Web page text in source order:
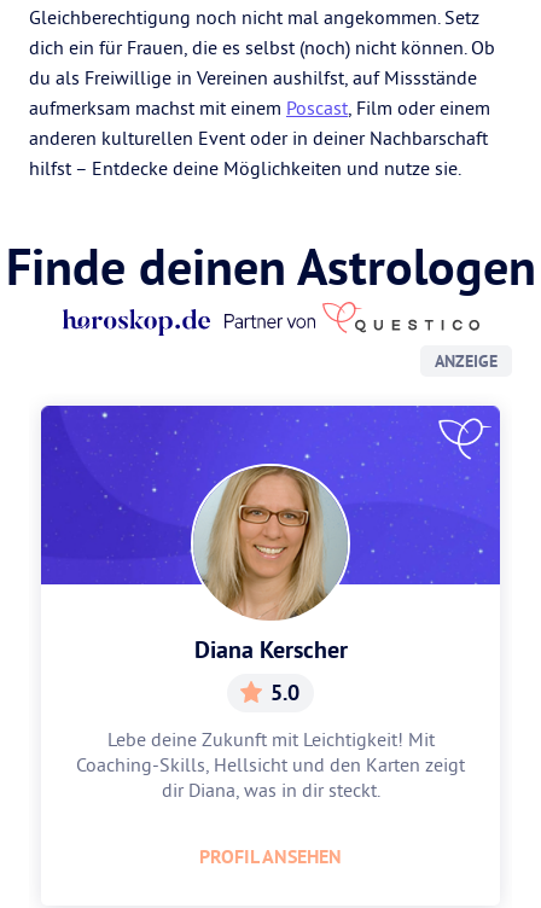
Gleichberechtigung noch nicht mal angekommen. Setz
dich ein für Frauen, die es selbst (noch) nicht können. Ob
du als Freiwillige in Vereinen aushilfst, auf Missstände
aufmerksam machst mit einem Poscast, Film oder einem
anderen kulturellen Event oder in deiner Nachbarschaft
hilfst – Entdecke deine Möglichkeiten und nutze sie.
Finde deinen Astrologen
ANZEIGE
Diana Kerscher
5.0
Lebe deine Zukunft mit Leichtigkeit! Mit
Coaching-Skills, Hellsicht und den Karten zeigt
dir Diana, was in dir steckt.
PROFIL ANSEHEN